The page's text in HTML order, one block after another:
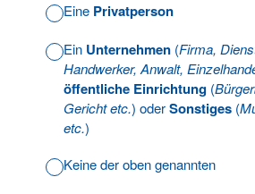
Eine Privatperson
Ein Unternehmen (Firma,
Handwerker, Anwalt,
öffentliche Einrichtung (
Gericht etc.) oderSonstiges (
etc.)
Keine der oben genannten